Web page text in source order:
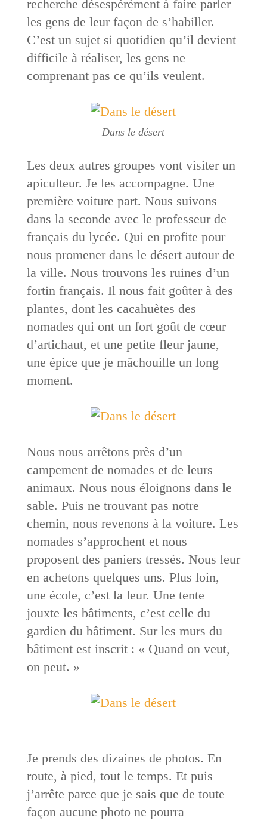
recherche désespérément à faire parler
les gens de leur façon de s’habiller.
C’est un sujet si quotidien qu’il devient
difficile à réaliser, les gens ne
comprenant pas ce qu’ils veulent.
Dans le désert
Les deux autres groupes vont visiter un
apiculteur. Je les accompagne. Une
première voiture part. Nous suivons
dans la seconde avec le professeur de
français du lycée. Qui en profite pour
nous promener dans le désert autour de
la ville. Nous trouvons les ruines d’un
fortin français. Il nous fait goûter à des
plantes, dont les cacahuètes des
nomades qui ont un fort goût de cœur
d’artichaut, et une petite fleur jaune,
une épice que je mâchouille un long
moment.
Nous nous arrêtons près d’un
campement de nomades et de leurs
animaux. Nous nous éloignons dans le
sable. Puis ne trouvant pas notre
chemin, nous revenons à la voiture. Les
nomades s’approchent et nous
proposent des paniers tressés. Nous leur
en achetons quelques uns. Plus loin,
une école, c’est la leur. Une tente
jouxte les bâtiments, c’est celle du
gardien du bâtiment. Sur les murs du
bâtiment est inscrit : « Quand on veut,
on peut. »
Je prends des dizaines de photos. En
route, à pied, tout le temps. Et puis
j’arrête parce que je sais que de toute
façon aucune photo ne pourra